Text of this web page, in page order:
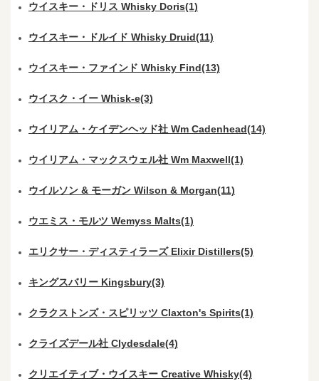
ウイスキー・ドリス Whisky Doris(1)
ウイスキー・ドルイド Whisky Druid(11)
ウイスキー・ファインド Whisky Find(13)
ウイスク・イー Whisk-e(3)
ウイリアム・ケイデンヘッド社 Wm Cadenhead(14)
ウイリアム・マックスウェル社 Wm Maxwell(1)
ウイルソン & モーガン Wilson & Morgan(11)
ウエミス・モルツ Wemyss Malts(1)
エリクサー・ディスティラーズ Elixir Distillers(5)
キングスバリー Kingsbury(3)
クラクストンズ・スピリッツ Claxton's Spirits(1)
クライズデール社 Clydesdale(4)
クリエイティブ・ウイスキー Creative Whisky(4)